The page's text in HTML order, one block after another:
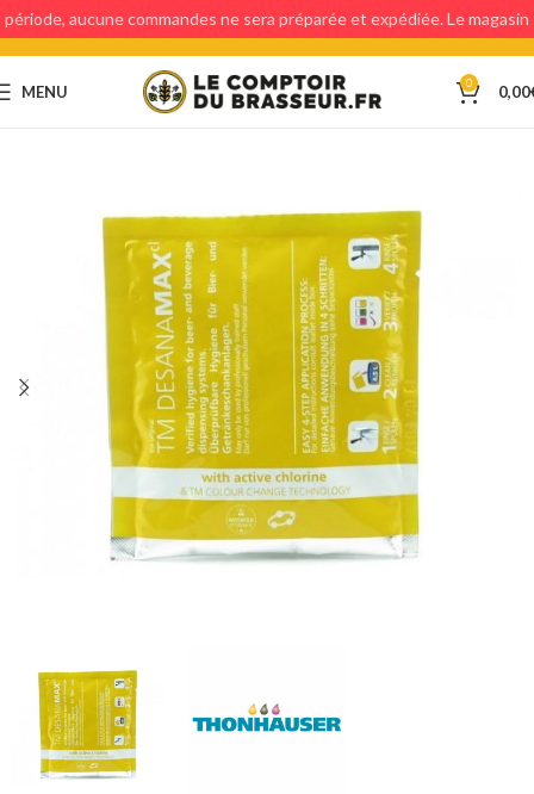
MENU 0 0,00
période, aucune commandes ne sera préparée et expédiée. Le magasin
étant fermé, aucun retraits en magasin ne sera possible.